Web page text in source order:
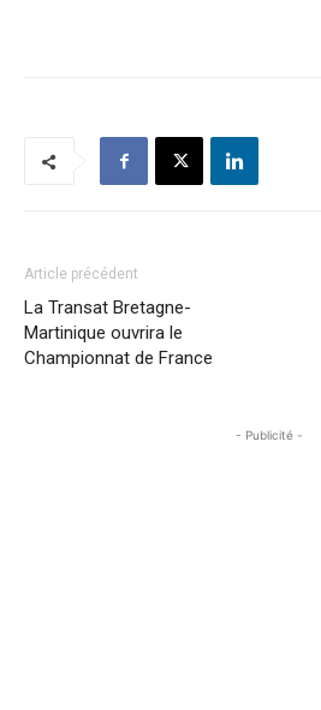
Article précédent
La Transat Bretagne-
Martinique ouvrira le
Championnat de France
- Publicité -